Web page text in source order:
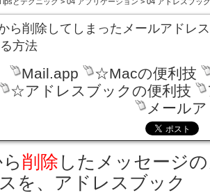
ら削除してしまったメールアドレ
方法
Mail.app
☆Macの便利技
☆アドレスブックの便利技
メール
削除 したメッセージ
を、アドレスブック